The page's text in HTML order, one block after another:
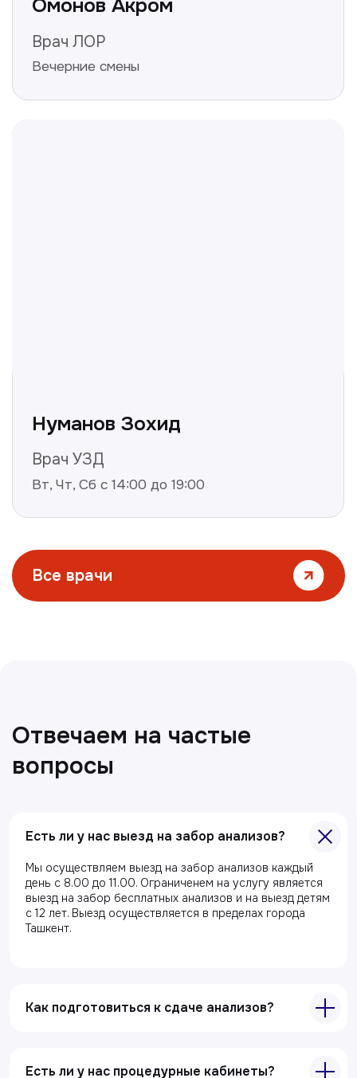
Есть ли у нас выезд на забор анализов?
Мы осуществляем выезд на забор анализов каждый
день с 8.00 до 11.00. Ограниченем на услугу является
выезд на забор бесплатных анализов и на выезд детям
с 12 лет. Выезд осуществляется в пределах города
Ташкент.
Как подготовиться к сдаче анализов?
Есть ли у нас процедурные кабинеты?
Услуги
Ультразвуковая диагностика
Главная
О клиники
Акции